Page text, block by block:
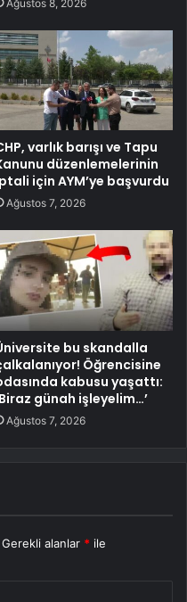
Ağustos 8, 2026
varlık barışı ve Tapu
düzenlemelerinin
için AYM’ye başvurdu
Ağustos 7, 2026
bu skandalla
Öğrencisine
kabusu yaşattı:
günah işleyelim…’
Ağustos 7, 2026
Gerekli alanlar * ile